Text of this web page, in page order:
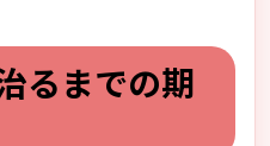
るまでの期